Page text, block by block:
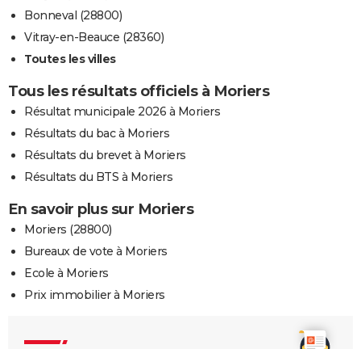
Bonneval (28800)
Vitray-en-Beauce (28360)
Toutes les villes
Tous les résultats officiels à Moriers
Résultat municipale 2026 à Moriers
Résultats du bac à Moriers
Résultats du brevet à Moriers
Résultats du BTS à Moriers
En savoir plus sur Moriers
Moriers (28800)
Bureaux de vote à Moriers
Ecole à Moriers
Prix immobilier à Moriers